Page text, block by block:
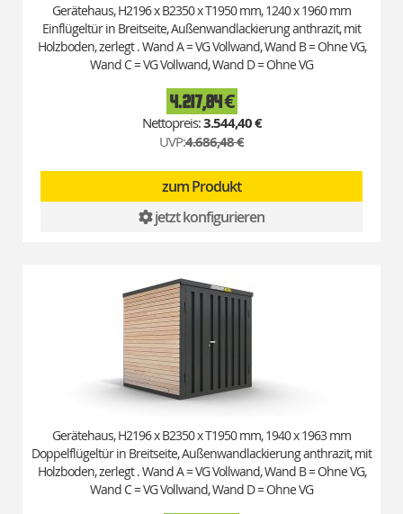
Gerätehaus, H2196 x B2350 x T1950 mm, 1240 x 1960 mm
Einflügeltür in Breitseite, Außenwandlackierung anthrazit, mit
Holzboden, zerlegt . Wand A = VG Vollwand, Wand B = Ohne VG,
Wand C = VG Vollwand, Wand D = Ohne VG
Special
Price
4.217,84 €
3.544,40 €
UVP:4.686,48 €
zum Produkt
jetzt konfigurieren
Gerätehaus, H2196 x B2350 x T1950 mm, 1940 x 1963 mm
Doppelflügeltür in Breitseite, Außenwandlackierung anthrazit, mit
Holzboden, zerlegt . Wand A = VG Vollwand, Wand B = Ohne VG,
Wand C = VG Vollwand, Wand D = Ohne VG